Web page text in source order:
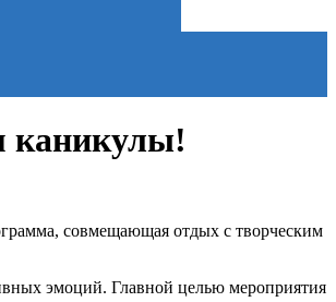
каникулы!
совмещающая отдых с творческим
эмоций. Главной целью мероприятия